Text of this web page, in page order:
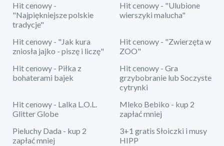
Hit cenowy -
"Najpiękniejsze polskie
tradycje"
Hit cenowy - "Ulubione
wierszyki malucha"
Hit cenowy - "Jak kura
zniosła jajko - piszę i liczę"
Hit cenowy - "Zwierzęta w
ZOO"
Hit cenowy - Piłka z
bohaterami bajek
Hit cenowy - Gra
grzybobranie lub Soczyste
cytrynki
Hit cenowy - Lalka L.O.L.
Glitter Globe
Mleko Bebiko - kup 2
zapłać mniej
Pieluchy Dada - kup 2
zapłać mniej
3+1 gratis Słoiczki i musy
HIPP